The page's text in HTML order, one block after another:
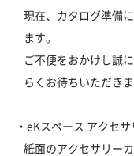
現在、カタログ準備
ます。
ご不便をおかけし誠
らくお待ちいただき
・eKスペース アクセ
紙面のアクセサリー